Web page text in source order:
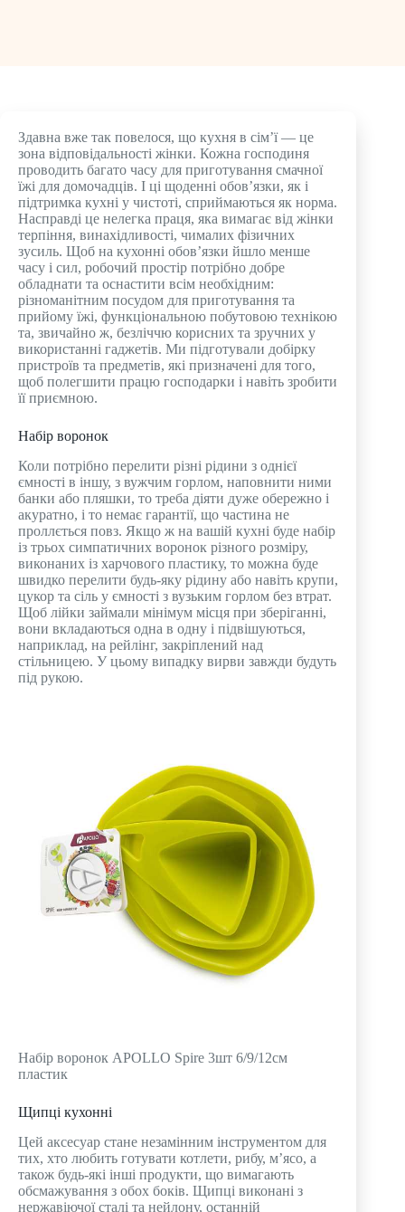
Здавна вже так повелося, що кухня в сім’ї — це
зона відповідальності жінки. Кожна господиня
проводить багато часу для приготування смачної
їжі для домочадців. І ці щоденні обов’язки, як і
підтримка кухні у чистоті, сприймаються як норма.
Насправді це нелегка праця, яка вимагає від жінки
терпіння, винахідливості, чималих фізичних
зусиль. Щоб на кухонні обов’язки йшло менше
часу і сил, робочий простір потрібно добре
обладнати та оснастити всім необхідним:
різноманітним посудом для приготування та
прийому їжі, функціональною побутовою технікою
та, звичайно ж, безліччю корисних та зручних у
використанні гаджетів. Ми підготували добірку
пристроїв та предметів, які призначені для того,
щоб полегшити працю господарки і навіть зробити
її приємною.
Набір воронок
Коли потрібно перелити різні рідини з однієї
ємності в іншу, з вужчим горлом, наповнити ними
банки або пляшки, то треба діяти дуже обережно і
акуратно, і то немає гарантії, що частина не
проллється повз. Якщо ж на вашій кухні буде набір
із трьох симпатичних воронок різного розміру,
виконаних із харчового пластику, то можна буде
швидко перелити будь-яку рідину або навіть крупи,
цукор та сіль у ємності з вузьким горлом без втрат.
Щоб лійки займали мінімум місця при зберіганні,
вони вкладаються одна в одну і підвішуються,
наприклад, на рейлінг, закріплений над
стільницею. У цьому випадку вирви завжди будуть
під рукою.
Набір воронок APOLLO Spire 3шт 6/9/12см
пластик
Щипці кухонні
Цей аксесуар стане незамінним інструментом для
тих, хто любить готувати котлети, рибу, м’ясо, а
також будь-які інші продукти, що вимагають
обсмажування з обох боків. Щипці виконані з
нержавіючої сталі та нейлону, останній